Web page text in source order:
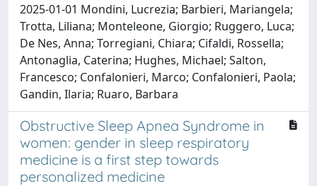
2025-01-01 Mondini, Lucrezia; Barbieri, Mariangela;
Trotta, Liliana; Monteleone, Giorgio; Ruggero, Luca;
De Nes, Anna; Torregiani, Chiara; Cifaldi, Rossella;
Antonaglia, Caterina; Hughes, Michael; Salton,
Francesco; Confalonieri, Marco; Confalonieri, Paola;
Gandin, Ilaria; Ruaro, Barbara
Obstructive Sleep Apnea Syndrome in
women: gender in sleep respiratory
medicine is a first step towards
personalized medicine